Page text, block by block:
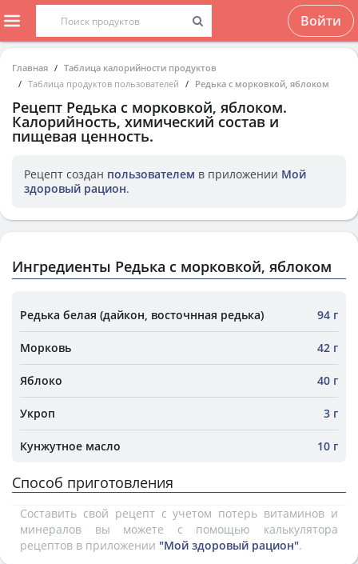
Войти
Главная
Таблица калорийности продуктов
Таблица продуктов пользователей
Редька с морковкой, яблоком
Рецепт Редька с морковкой, яблоком.
Калорийность, химический состав и
пищевая ценность.
Рецепт создан пользователем в приложении Мой
здоровый рацион.
Ингредиенты Редька с морковкой, яблоком
Редька белая (дайкон, восточнная редька) 94 г
Морковь 42 г
Яблоко 40 г
Укроп 3 г
Кунжутное масло 10 г
Способ приготовления
Составить свой рецепт с учетом потерь витаминов и
минералов вы можете с помощью калькулятора
рецептов в приложении "Мой здоровый рацион".